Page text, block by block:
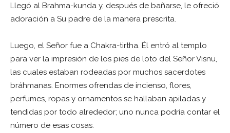
Llegó al Brahma-kunda y, después de bañarse, le ofreció
adoración a Su padre de la manera prescrita.
Luego, el Señor fue a Chakra-tirtha. Él entró al templo
para ver la impresión de los pies de loto del Señor Visnu,
las cuales estaban rodeadas por muchos sacerdotes
bráhmanas. Enormes ofrendas de incienso, flores,
perfumes, ropas y ornamentos se hallaban apiladas y
tendidas por todo alrededor; uno nunca podría contar el
número de esas cosas.